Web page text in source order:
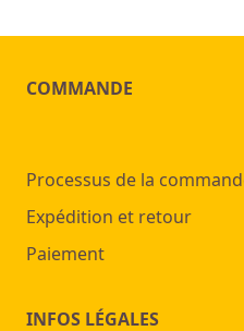
COMMANDE
Processus de la
Expédition et retour
Paiement
INFOS LÉGALES